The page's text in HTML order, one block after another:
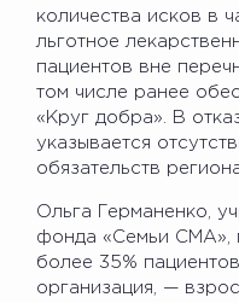
количества исков в
льготное
пациентов вне
том числе ранее
«Круг добра». В
указывается
обязательств
Ольга Германенко,
фонда «Семьи СМА»,
более 35%
организация, —